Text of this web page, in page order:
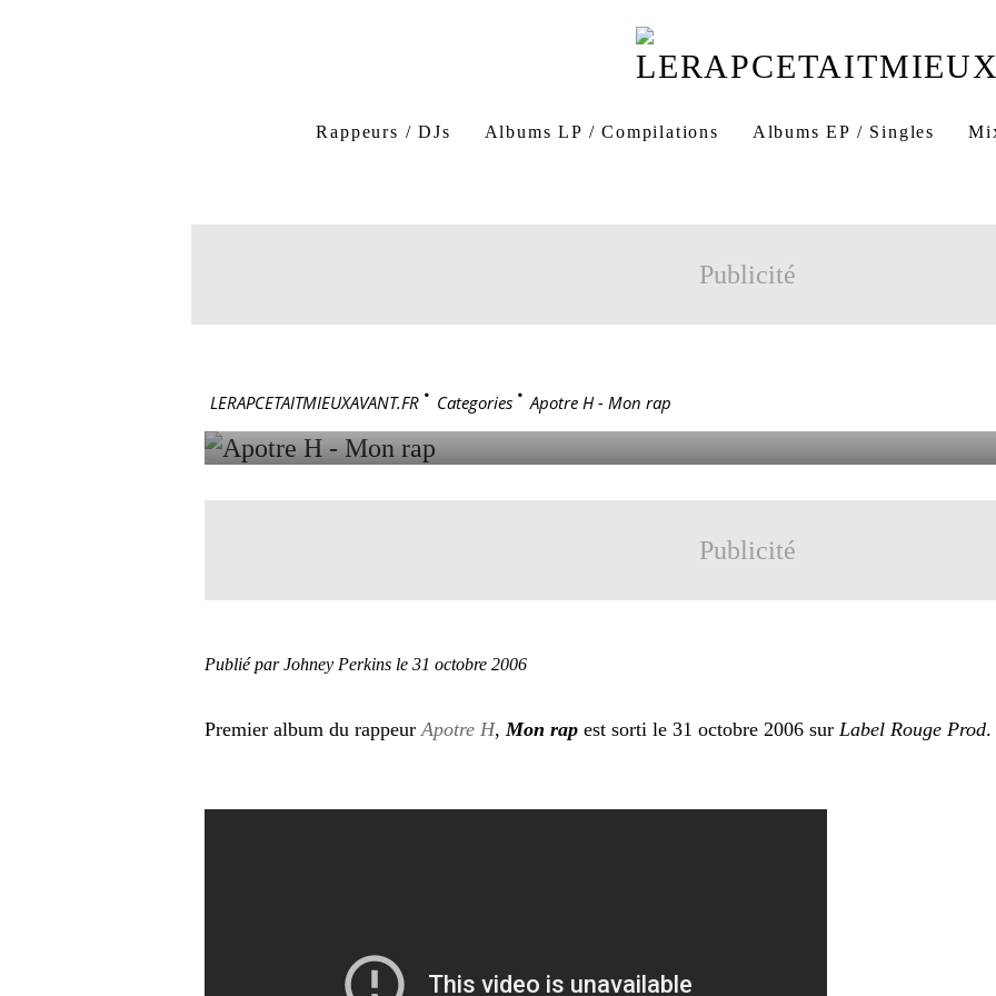
Rappeurs / DJs Albums LP / Compilations Albums EP / Singles
Publicité
LERAPCETAITMIEUXAVANT.FR > Categories > Apotre H - Mon rap
Publicité
Publié par Johney Perkins le 31 octobre 2006
Premier album du rappeurApotre H,Mon rap est sorti le 31 octobre 2006 sur Label Rouge Prod.